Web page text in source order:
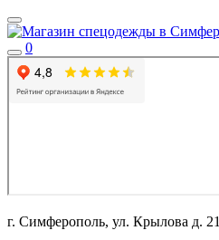
0
г. Симферополь, ул. Крылова д. 21